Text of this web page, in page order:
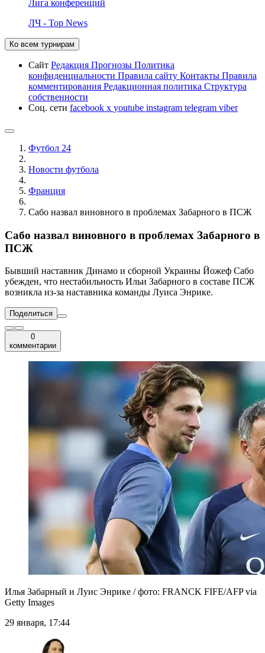
Лига конференций
ЛЧ - Top News
Ко всем турнирам
Сайт Редакция Прогнозы Политика
конфиденциальности Правила сайту Контакты Правила
комментирования Редакционная политика Структура
собственности
Соц. сети facebook x youtube instagram telegram viber
Футбол 24
Новости футбола
Франция
Сабо назвал виновного в проблемах Забарного в ПСЖ
Сабо назвал виновного в проблемах Забарного в
ПСЖ
Бывший наставник Динамо и сборной Украины Йожеф Сабо
убежден, что нестабильность Ильи Забарного в составе ПСЖ
возникла из-за наставника команды Луиса Энрике.
Поделиться
0
комментарии
Илья Забарный и Луис Энрике / фото: FRANCK FIFE/AFP via
Getty Images
29 января, 17:44